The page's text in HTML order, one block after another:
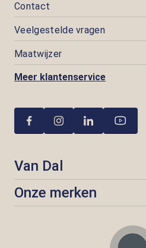
Contact
Veelgestelde vragen
Maatwijzer
Meer klantenservice
Van Dal
Onze merken